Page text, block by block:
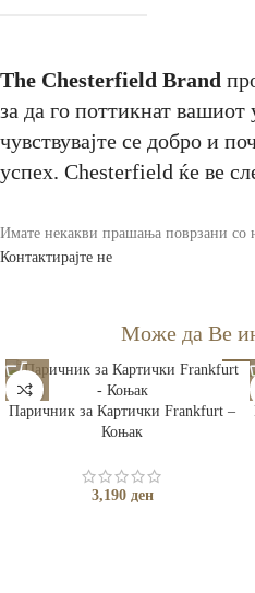
The Chesterfield Brand
за да го поттикнат вашиот
чувствувајте се добро и
успех. Chesterfield ќе ве
Имате некакви прашања поврзани со
Контактирајте не
Може да Ве
Паричник за Картички Frankfurt –
Коњак
3,190 ден